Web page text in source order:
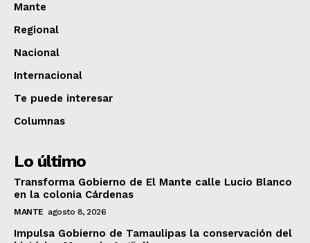
Mante
Regional
Nacional
Internacional
Te puede interesar
Columnas
Lo último
Transforma Gobierno de El Mante calle Lucio Blanco
en la colonia Cárdenas
MANTE agosto 8, 2026
Impulsa Gobierno de Tamaulipas la conservación del